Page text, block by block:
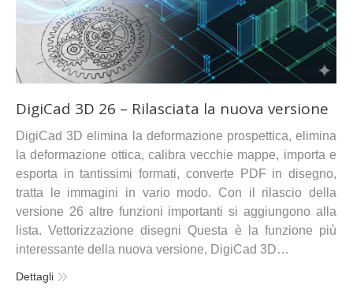
DigiCad 3D 26 – Rilasciata la nuova versione
DigiCad 3D elimina la deformazione prospettica, elimina
la deformazione ottica, calibra vecchie mappe, importa e
esporta in tantissimi formati, converte PDF in disegno,
tratta le immagini in vario modo. Con il rilascio della
versione 26 altre funzioni importanti si aggiungono alla
lista. Vettorizzazione disegni Questa è la funzione più
interessante della nuova versione, DigiCad 3D…
Dettagli